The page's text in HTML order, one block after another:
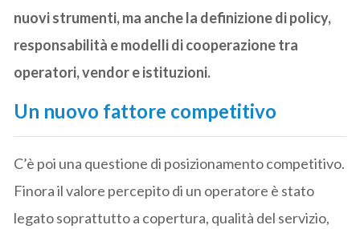
nuovi strumenti, ma anche la definizione di policy,
responsabilità e modelli di cooperazione tra
operatori, vendor e istituzioni.
Un nuovo fattore competitivo
C’è poi una questione di posizionamento competitivo.
Finora il valore percepito di un operatore è stato
legato soprattutto a copertura, qualità del servizio,